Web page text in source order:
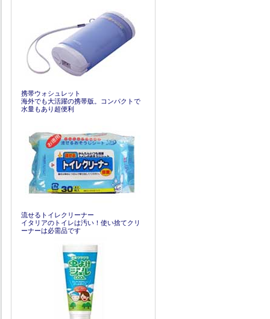
携帯ウォシュレット
海外でも大活躍の携帯版。コンパクトで
水量もあり超便利
流せるトイレクリーナー
イタリアのトイレは汚い！使い捨てクリ
ーナーは必需品です